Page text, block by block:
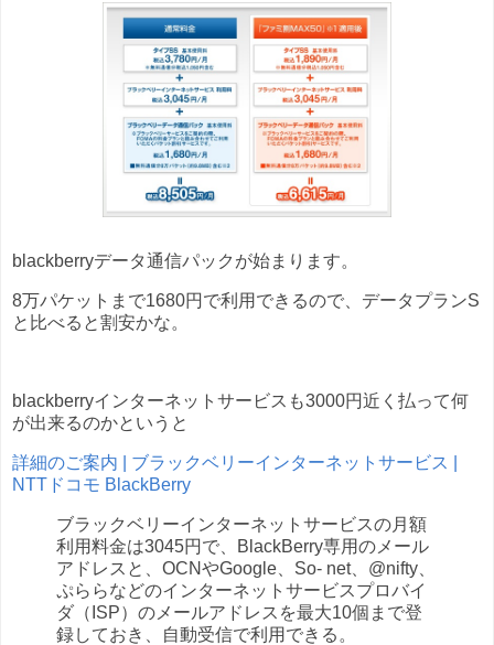
blackberryデータ通信パックが始まります。
8万パケットまで1680円で利用できるので、データプランS
と比べると割安かな。
blackberryインターネットサービスも3000円近く払って何
が出来るのかというと
詳細のご案内 | ブラックベリーインターネットサービス |
NTTドコモ BlackBerry
ブラックベリーインターネットサービスの月額
利用料金は3045円で、BlackBerry専用のメール
アドレスと、OCNやGoogle、So- net、@nifty、
ぷららなどのインターネットサービスプロバイ
ダ（ISP）のメールアドレスを最大10個まで登
録しておき、自動受信で利用できる。